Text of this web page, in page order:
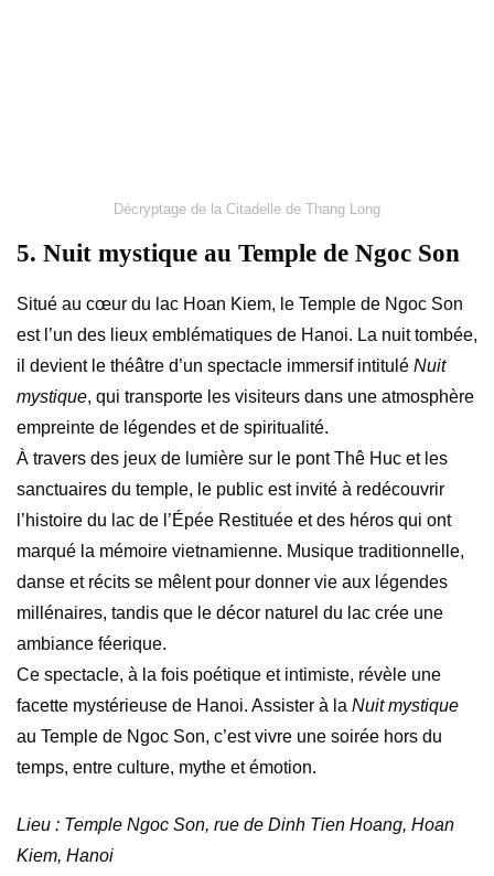
Décryptage de la Citadelle de Thang Long
5. Nuit mystique au Temple de Ngoc Son
Situé au cœur du lac Hoan Kiem, le Temple de Ngoc Son
est l’un des lieux emblématiques de Hanoi. La nuit tombée,
il devient le théâtre d’un spectacle immersif intitulé Nuit
mystique, qui transporte les visiteurs dans une atmosphère
empreinte de légendes et de spiritualité.
À travers des jeux de lumière sur le pont Thê Huc et les
sanctuaires du temple, le public est invité à redécouvrir
l’histoire du lac de l’Épée Restituée et des héros qui ont
marqué la mémoire vietnamienne. Musique traditionnelle,
danse et récits se mêlent pour donner vie aux légendes
millénaires, tandis que le décor naturel du lac crée une
ambiance féerique.
Ce spectacle, à la fois poétique et intimiste, révèle une
facette mystérieuse de Hanoi. Assister à la Nuit mystique
au Temple de Ngoc Son, c’est vivre une soirée hors du
temps, entre culture, mythe et émotion.
Lieu : Temple Ngoc Son, rue de Dinh Tien Hoang, Hoan
Kiem, Hanoi